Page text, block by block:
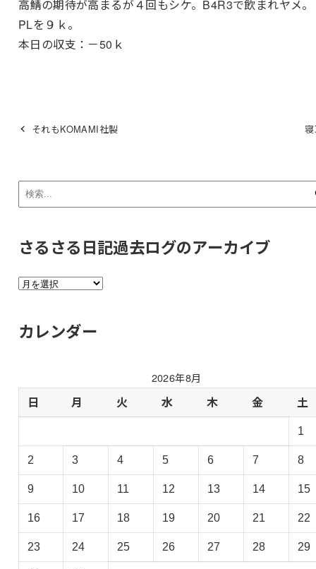
高鯖の期待が高まるが４回もシケ。B4R3で飲まれヤメ。
PLを９ｋ。
本日の収支：－50ｋ
それもKOMAMI社製
さるさる日記過去ログのアーカイブ
さ
る
過
去
ロ
の
ア
ー
カ
イ
ブ
カレンダー
2026年8月
日 月 火 水 木 金 土
1
2 3 4 5 6 7 8
9 10 11 12 13 14 15
16 17 18 19 20 21 22
23 24 25 26 27 28 29